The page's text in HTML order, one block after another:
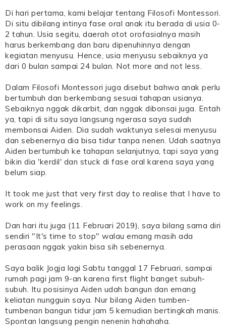
Di hari pertama, kami belajar tentang Filosofi Montessori.
Di situ dibilang intinya fase oral anak itu berada di usia 0-
2 tahun. Usia segitu, daerah otot orofasialnya masih
harus berkembang dan baru dipenuhinnya dengan
kegiatan menyusu. Hence, usia menyusu sebaiknya ya
dari 0 bulan sampai 24 bulan. Not more and not less.
Dalam Filosofi Montessori juga disebut bahwa anak perlu
bertumbuh dan berkembang sesuai tahapan usianya.
Sebaiknya nggak dikarbit, dan nggak dibonsai juga. Entah
ya, tapi di situ saya langsung ngerasa saya sudah
membonsai Aiden. Dia sudah waktunya selesai menyusu
dan sebenernya dia bisa tidur tanpa nenen. Udah saatnya
Aiden bertumbuh ke tahapan selanjutnya, tapi saya yang
bikin dia 'kerdil' dan stuck di fase oral karena saya yang
belum siap.
It took me just that very first day to realise that I have to
work on my feelings.
Dan hari itu juga (11 Februari 2019), saya bilang sama diri
sendiri "It's time to stop" walau emang masih ada
perasaan nggak yakin bisa sih sebenernya.
Saya balik Jogja lagi Sabtu tanggal 17 Februari, sampai
rumah pagi jam 9-an karena first flight banget subuh-
subuh. Itu posisinya Aiden udah bangun dan emang
keliatan nungguin saya. Nur bilang Aiden tumben-
tumbenan bangun tidur jam 5 kemudian bertingkah manis.
Spontan langsung pengin nenenin hahahaha.